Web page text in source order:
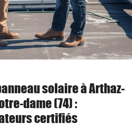
solaire à Arthaz-
dame (74) :
certifiés